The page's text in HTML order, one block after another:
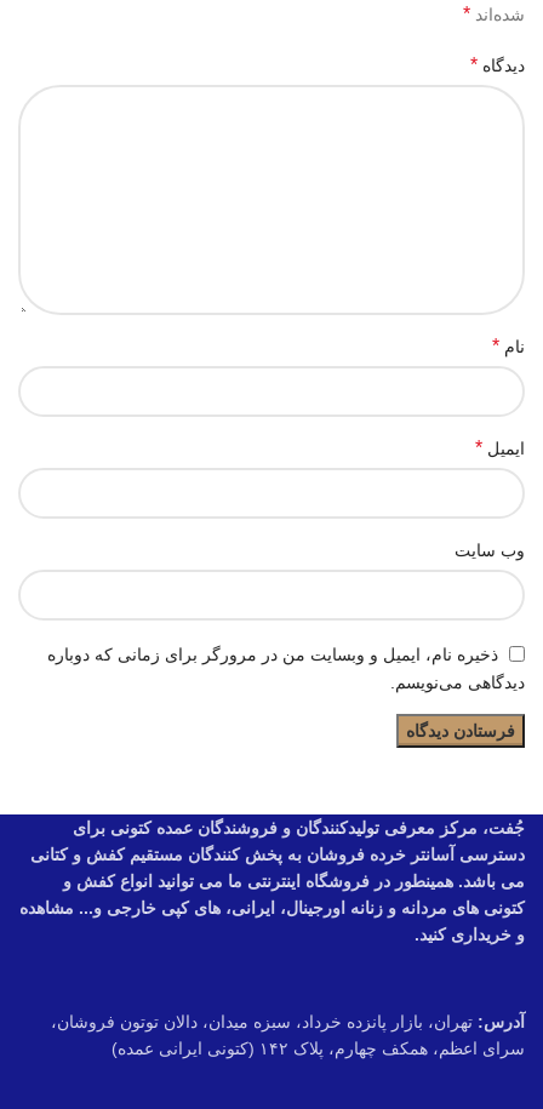
شده‌اند *
دیدگاه *
نام *
ایمیل *
وب‌ سایت
ذخیره نام، ایمیل و وبسایت من در مرورگر برای زمانی که دوباره
دیدگاهی می‌نویسم.
جُفت، مرکز معرفی تولیدکنندگان و فروشندگان عمده کتونی برای
دسترسی آسانتر خرده فروشان به پخش کنندگان مستقیم کفش و کتانی
می باشد. همینطور در فروشگاه اینترنتی ما می توانید انواع کفش و
کتونی های مردانه و زنانه اورجینال، ایرانی، های کپی خارجی و... مشاهده
و خریداری کنید.
آدرس: تهران، بازار پانزده خرداد، سبزه میدان، دالان توتون فروشان،
سرای اعظم، همکف چهارم، پلاک ۱۴۲ (کتونی ایرانی عمده)